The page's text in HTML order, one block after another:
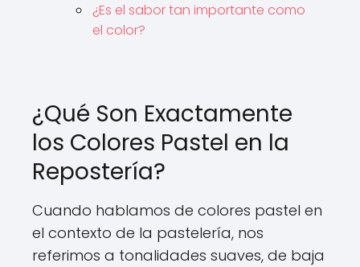
¿Es el sabor tan importante como
el color?
¿Qué Son Exactamente
los Colores Pastel en la
Repostería?
Cuando hablamos de colores pastel en
el contexto de la pastelería, nos
referimos a tonalidades suaves, de baja